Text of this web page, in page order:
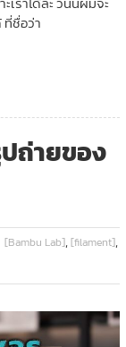
ชื่อว่า
ถ่ายของ
[Bambu Lab],[filament],